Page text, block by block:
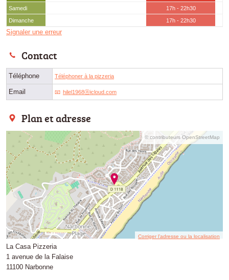
Samedi
17h - 22h30
Dimanche
17h - 22h30
Signaler une erreur
Contact
Téléphone Téléphoner à la pizzeria
Email hilel1968ⓐicloud.com
Plan et adresse
© contributeurs OpenStreetMap
Corriger l’adresse ou la localisation
La Casa Pizzeria
1 avenue de la Falaise
11100 Narbonne